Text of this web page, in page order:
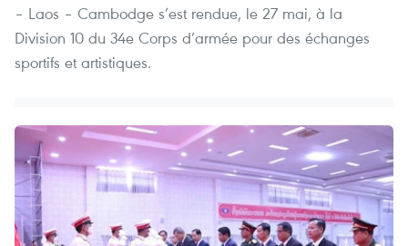
– Laos – Cambodge s’est rendue, le 27 mai, à la
Division 10 du 34e Corps d’armée pour des échanges
sportifs et artistiques.